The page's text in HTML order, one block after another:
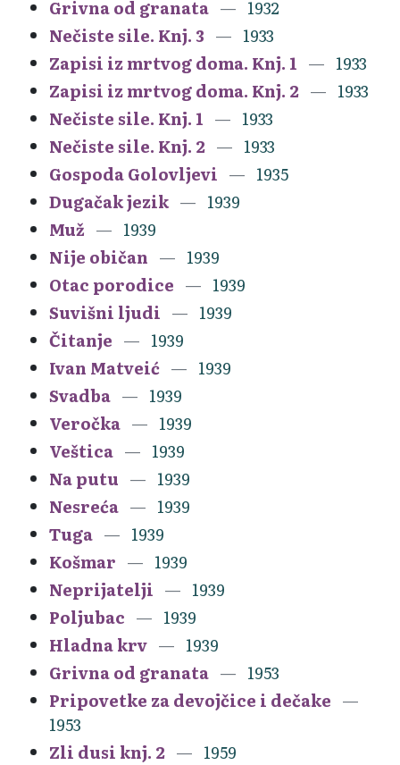
Grivna od granata
1932
Nečiste sile. Knj. 3
1933
Zapisi iz mrtvog doma. Knj. 1
1933
Zapisi iz mrtvog doma. Knj. 2
1933
Nečiste sile. Knj. 1
1933
Nečiste sile. Knj. 2
1933
Gospoda Golovljevi
1935
Dugačak jezik
1939
Muž
1939
Nije običan
1939
Otac porodice
1939
Suvišni ljudi
1939
Čitanje
1939
Ivan Matveić
1939
Svadba
1939
Veročka
1939
Veštica
1939
Na putu
1939
Nesreća
1939
Tuga
1939
Košmar
1939
Neprijatelji
1939
Poljubac
1939
Hladna krv
1939
Grivna od granata
1953
Pripovetke za devojčice i dečake
1953
Zli dusi knj. 2
1959